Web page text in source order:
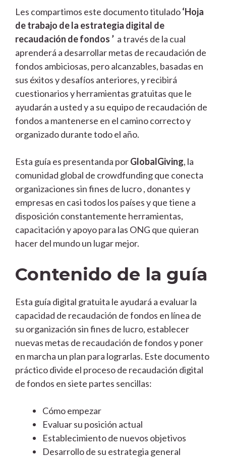
Les compartimos este documento titulado‘Hoja
de trabajo de la estrategia digital de
recaudación de fondos ’ a través de la cual
aprenderá a desarrollar metas de recaudación de
fondos ambiciosas, pero alcanzables, basadas en
sus éxitos y desafíos anteriores, y recibirá
cuestionarios y herramientas gratuitas que le
ayudarán a usted y a su equipo de recaudación de
fondos a mantenerse en el camino correcto y
organizado durante todo el año.
Esta guía es presentanda porGlobalGiving, la
comunidad global de crowdfunding que conecta
organizaciones sin fines de lucro , donantes y
empresas en casi todos los países y que tiene a
disposición constantemente herramientas,
capacitación y apoyo para las ONG que quieran
hacer del mundo un lugar mejor.
Contenido de la guía
Esta guía digital gratuita le ayudará a evaluar la
capacidad de recaudación de fondos en línea de
su organización sin fines de lucro, establecer
nuevas metas de recaudación de fondos y poner
en marcha un plan para lograrlas. Este documento
práctico divide el proceso de recaudación digital
de fondos en siete partes sencillas:
Cómo empezar
Evaluar su posición actual
Establecimiento de nuevos objetivos
Desarrollo de su estrategia general